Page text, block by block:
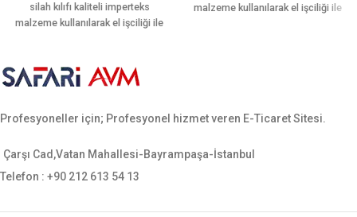
silah kılıfı kaliteli imperteks
malzeme kullanılarak el işciliği ile
Tek şarjör yeri vardır. Ergonomik
yapısı sayesinde palaskayı
sağlamaktadır. Sarsılmaz, canik,
sauer, smith wesson gibi tüm orta
malzeme kullanılarak el işciliği ile
cz-75, glock, sig sauer, smith
tabancalara uygundur.
Profesyoneller için; Profesyonel hizmet veren E-Ticaret Sitesi.
Çarşı Cad,Vatan Mahallesi-Bayrampaşa-İstanbul
Telefon : +90 212 613 54 13